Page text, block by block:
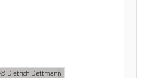
© Dietrich Dettmann